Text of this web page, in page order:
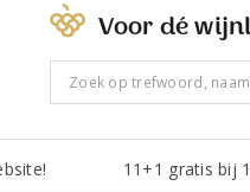
Voor dé
11+1 gratis bij